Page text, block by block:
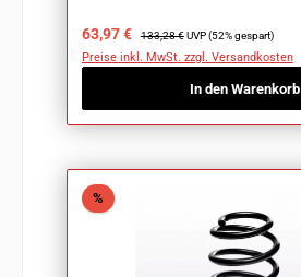
Verkaufspreis:
63,97 € Regulärer Preis:
133,28 € UVP (52% gespart)
Preise inkl. MwSt. zzgl. Versandkosten
In den Warenkorb
%Rabatt